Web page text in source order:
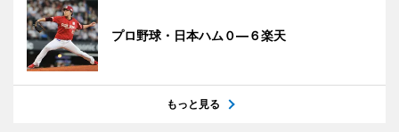
プロ野球・日本ハム０―６楽天
もっと見る